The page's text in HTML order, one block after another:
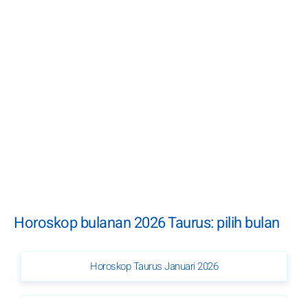
Horoskop bulanan 2026 Taurus: pilih bulan
Horoskop Taurus Januari 2026